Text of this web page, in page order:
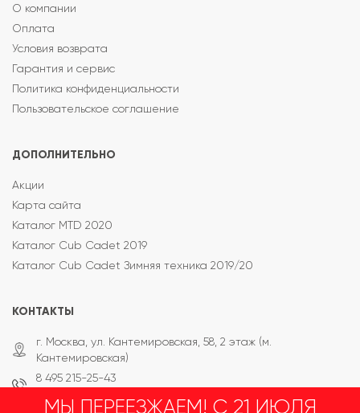
О компании
Оплата
Условия возврата
Гарантия и сервис
Политика конфиденциальности
Пользовательское соглашение
ДОПОЛНИТЕЛЬНО
Акции
Карта сайта
Каталог MTD 2020
Каталог Cub Cadet 2019
Каталог Cub Cadet Зимняя техника 2019/20
КОНТАКТЫ
г. Москва, ул. Кантемировская, 58, 2 этаж (м.
Кантемировская)
8 495 215-25-43
МЫ ПЕРЕЕЗЖАЕМ! С 21 ИЮЛЯ